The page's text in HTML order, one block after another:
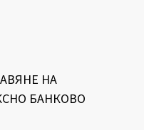
НА
БАНКОВО